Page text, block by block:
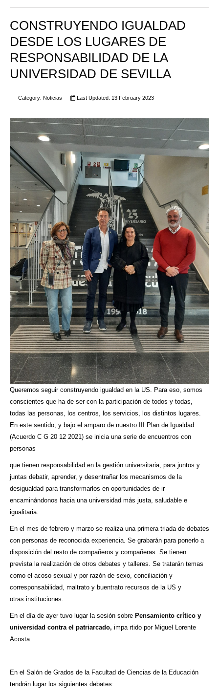
CONSTRUYENDO IGUALDAD
DESDE LOS LUGARES DE
RESPONSABILIDAD DE LA
UNIVERSIDAD DE SEVILLA
Category: Noticias Last Updated: 13 February 2023
Queremos seguir construyendo igualdad en la US. Para eso, somos
conscientes que ha de ser con la participación de todos y todas,
todas las personas, los centros, los servicios, los distintos lugares.
En este sentido, y bajo el amparo de nuestro III Plan de Igualdad
(Acuerdo C G 20 12 2021) se inicia una serie de encuentros con
personas
que tienen responsabilidad en la gestión universitaria, para juntos y
juntas debatir, aprender, y desentrañar los mecanismos de la
desigualdad para transformarlos en oportunidades de ir
encaminándonos hacia una universidad más justa, saludable e
igualitaria.
En el mes de febrero y marzo se realiza una primera triada de debates
con personas de reconocida experiencia. Se grabarán para ponerlo a
disposición del resto de compañeros y compañeras. Se tienen
prevista la realización de otros debates y talleres. Se tratarán temas
como el acoso sexual y por razón de sexo, conciliación y
corresponsabilidad, maltrato y buentrato recursos de la US y
otras instituciones.
En el día de ayer tuvo lugar la sesión sobre Pensamiento crítico y
universidad contra el patriarcado, impa rtido por Miguel Lorente
Acosta.
En el Salón de Grados de la Facultad de Ciencias de la Educación
tendrán lugar los siguientes debates: